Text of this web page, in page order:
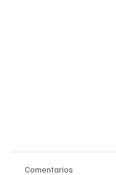
Comentarios